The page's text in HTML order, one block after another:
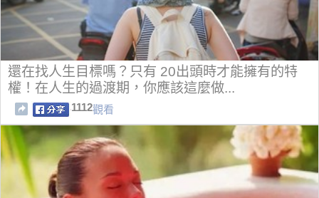
還在找人生目標嗎？只有 20出頭時才能擁有的特
權！在人生的過渡期，你應該這麼做...
1112觀看